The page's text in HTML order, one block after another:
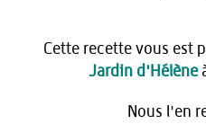
Cette recette vous est
Jardin d'Hélène
Nous l'en